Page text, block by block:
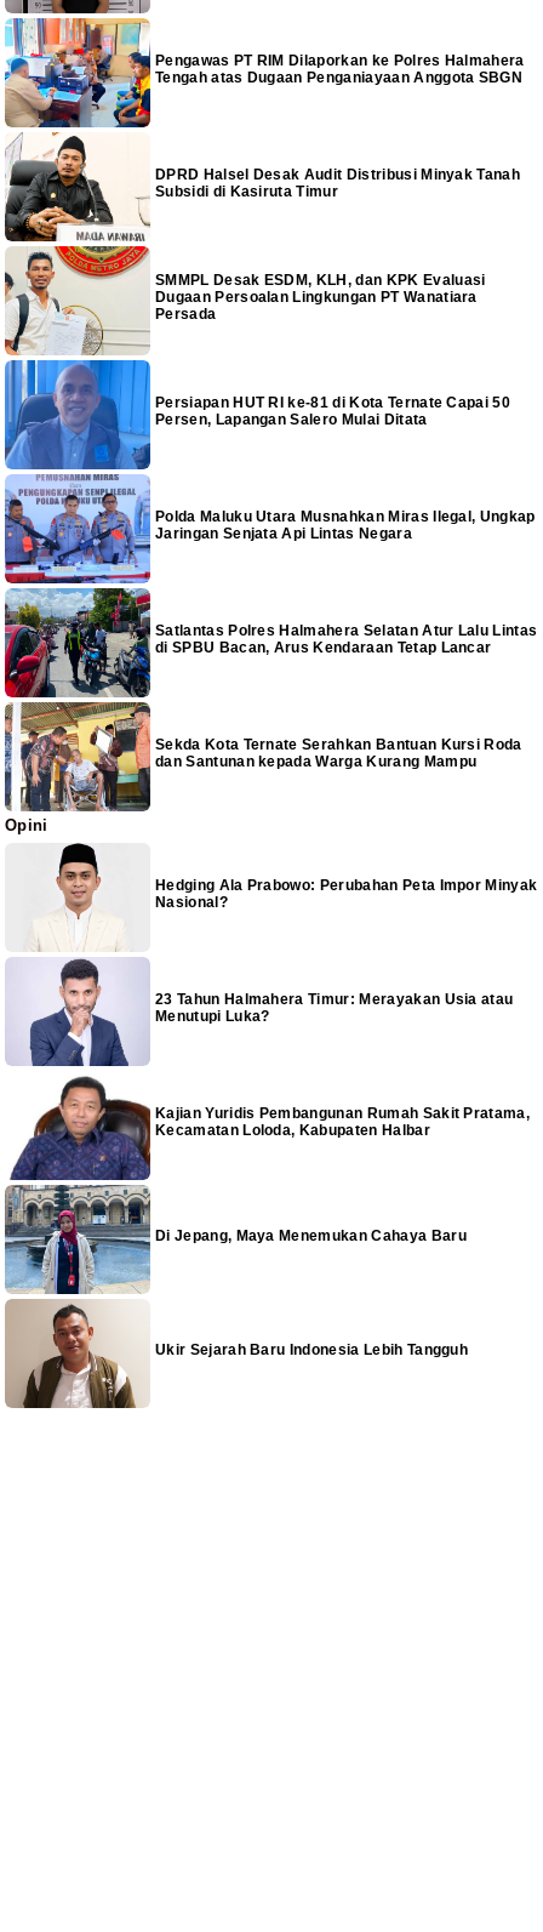
Pengawas PT RIM Dilaporkan ke Polres Halmahera
Tengah atas Dugaan Penganiayaan Anggota SBGN
DPRD Halsel Desak Audit Distribusi Minyak Tanah
Subsidi di Kasiruta Timur
SMMPL Desak ESDM, KLH, dan KPK Evaluasi
Dugaan Persoalan Lingkungan PT Wanatiara
Persada
Persiapan HUT RI ke-81 di Kota Ternate Capai 50
Persen, Lapangan Salero Mulai Ditata
Polda Maluku Utara Musnahkan Miras Ilegal, Ungkap
Jaringan Senjata Api Lintas Negara
Satlantas Polres Halmahera Selatan Atur Lalu Lintas
di SPBU Bacan, Arus Kendaraan Tetap Lancar
Sekda Kota Ternate Serahkan Bantuan Kursi Roda
dan Santunan kepada Warga Kurang Mampu
Opini
Hedging Ala Prabowo: Perubahan Peta Impor Minyak
Nasional?
23 Tahun Halmahera Timur: Merayakan Usia atau
Menutupi Luka?
Kajian Yuridis Pembangunan Rumah Sakit Pratama,
Kecamatan Loloda, Kabupaten Halbar
Di Jepang, Maya Menemukan Cahaya Baru
Ukir Sejarah Baru Indonesia Lebih Tangguh